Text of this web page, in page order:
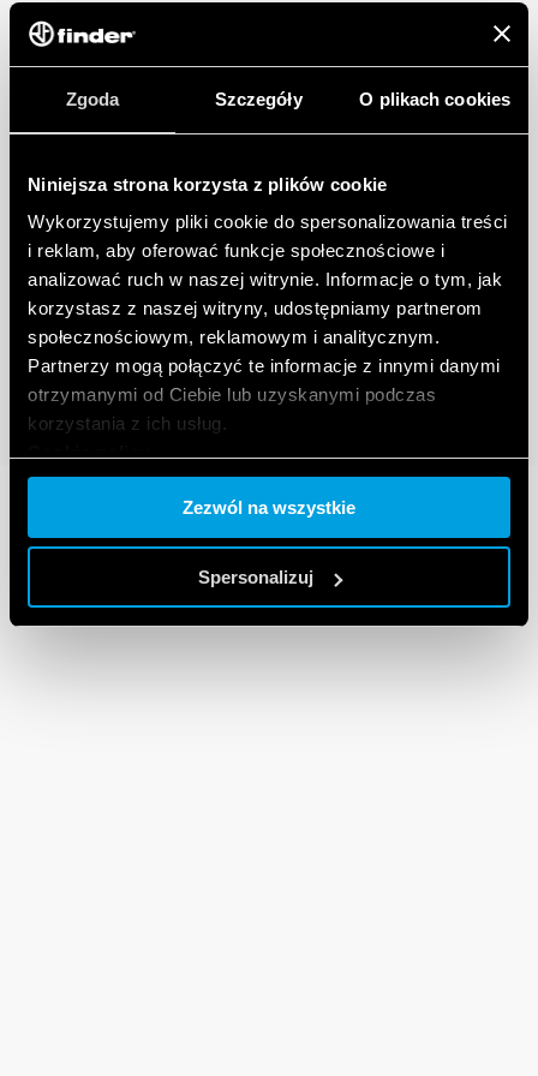
Zgoda Szczegóły O plikach cookies
Niniejsza strona korzysta z plików cookie
Wykorzystujemy pliki cookie do spersonalizowania treści
i reklam, aby oferować funkcje społecznościowe i
analizować ruch w naszej witrynie. Informacje o tym, jak
korzystasz z naszej witryny, udostępniamy partnerom
społecznościowym, reklamowym i analitycznym.
Partnerzy mogą połączyć te informacje z innymi danymi
otrzymanymi od Ciebie lub uzyskanymi podczas
korzystania z ich usług.
Zezwól na wszystkie
Spersonalizuj